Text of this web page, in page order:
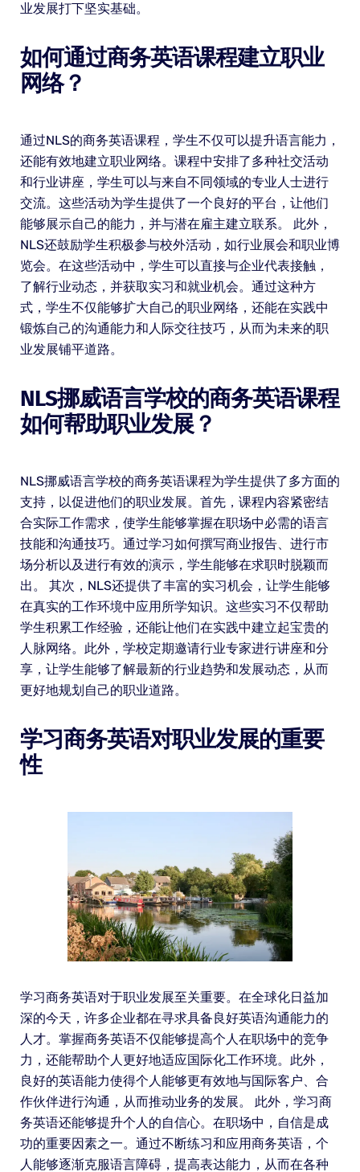
业发展打下坚实基础。
如何通过商务英语课程建立职业
网络？
通过NLS的商务英语课程，学生不仅可以提升语言能力，
还能有效地建立职业网络。课程中安排了多种社交活动
和行业讲座，学生可以与来自不同领域的专业人士进行
交流。这些活动为学生提供了一个良好的平台，让他们
能够展示自己的能力，并与潜在雇主建立联系。 此外，
NLS还鼓励学生积极参与校外活动，如行业展会和职业博
览会。在这些活动中，学生可以直接与企业代表接触，
了解行业动态，并获取实习和就业机会。通过这种方
式，学生不仅能够扩大自己的职业网络，还能在实践中
锻炼自己的沟通能力和人际交往技巧，从而为未来的职
业发展铺平道路。
NLS挪威语言学校的商务英语课程
如何帮助职业发展？
NLS挪威语言学校的商务英语课程为学生提供了多方面的
支持，以促进他们的职业发展。首先，课程内容紧密结
合实际工作需求，使学生能够掌握在职场中必需的语言
技能和沟通技巧。通过学习如何撰写商业报告、进行市
场分析以及进行有效的演示，学生能够在求职时脱颖而
出。 其次，NLS还提供了丰富的实习机会，让学生能够
在真实的工作环境中应用所学知识。这些实习不仅帮助
学生积累工作经验，还能让他们在实践中建立起宝贵的
人脉网络。此外，学校定期邀请行业专家进行讲座和分
享，让学生能够了解最新的行业趋势和发展动态，从而
更好地规划自己的职业道路。
学习商务英语对职业发展的重要
性
学习商务英语对于职业发展至关重要。在全球化日益加
深的今天，许多企业都在寻求具备良好英语沟通能力的
人才。掌握商务英语不仅能够提高个人在职场中的竞争
力，还能帮助个人更好地适应国际化工作环境。此外，
良好的英语能力使得个人能够更有效地与国际客户、合
作伙伴进行沟通，从而推动业务的发展。 此外，学习商
务英语还能够提升个人的自信心。在职场中，自信是成
功的重要因素之一。通过不断练习和应用商务英语，个
人能够逐渐克服语言障碍，提高表达能力，从而在各种